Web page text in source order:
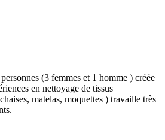
(3 femmes et 1 homme ) créée
en nettoyage de tissus
matelas, moquettes ) travaille très